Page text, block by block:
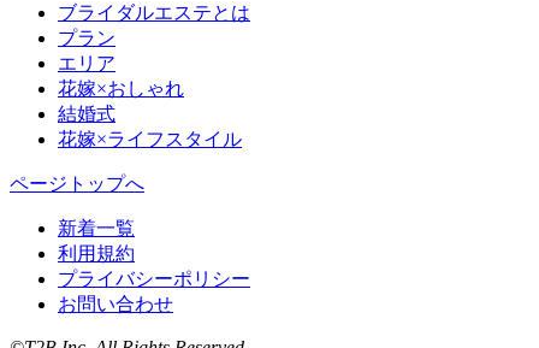
ブライダルエステとは
プラン
エリア
花嫁×おしゃれ
結婚式
花嫁×ライフスタイル
ページトップへ
新着一覧
利用規約
プライバシーポリシー
お問い合わせ